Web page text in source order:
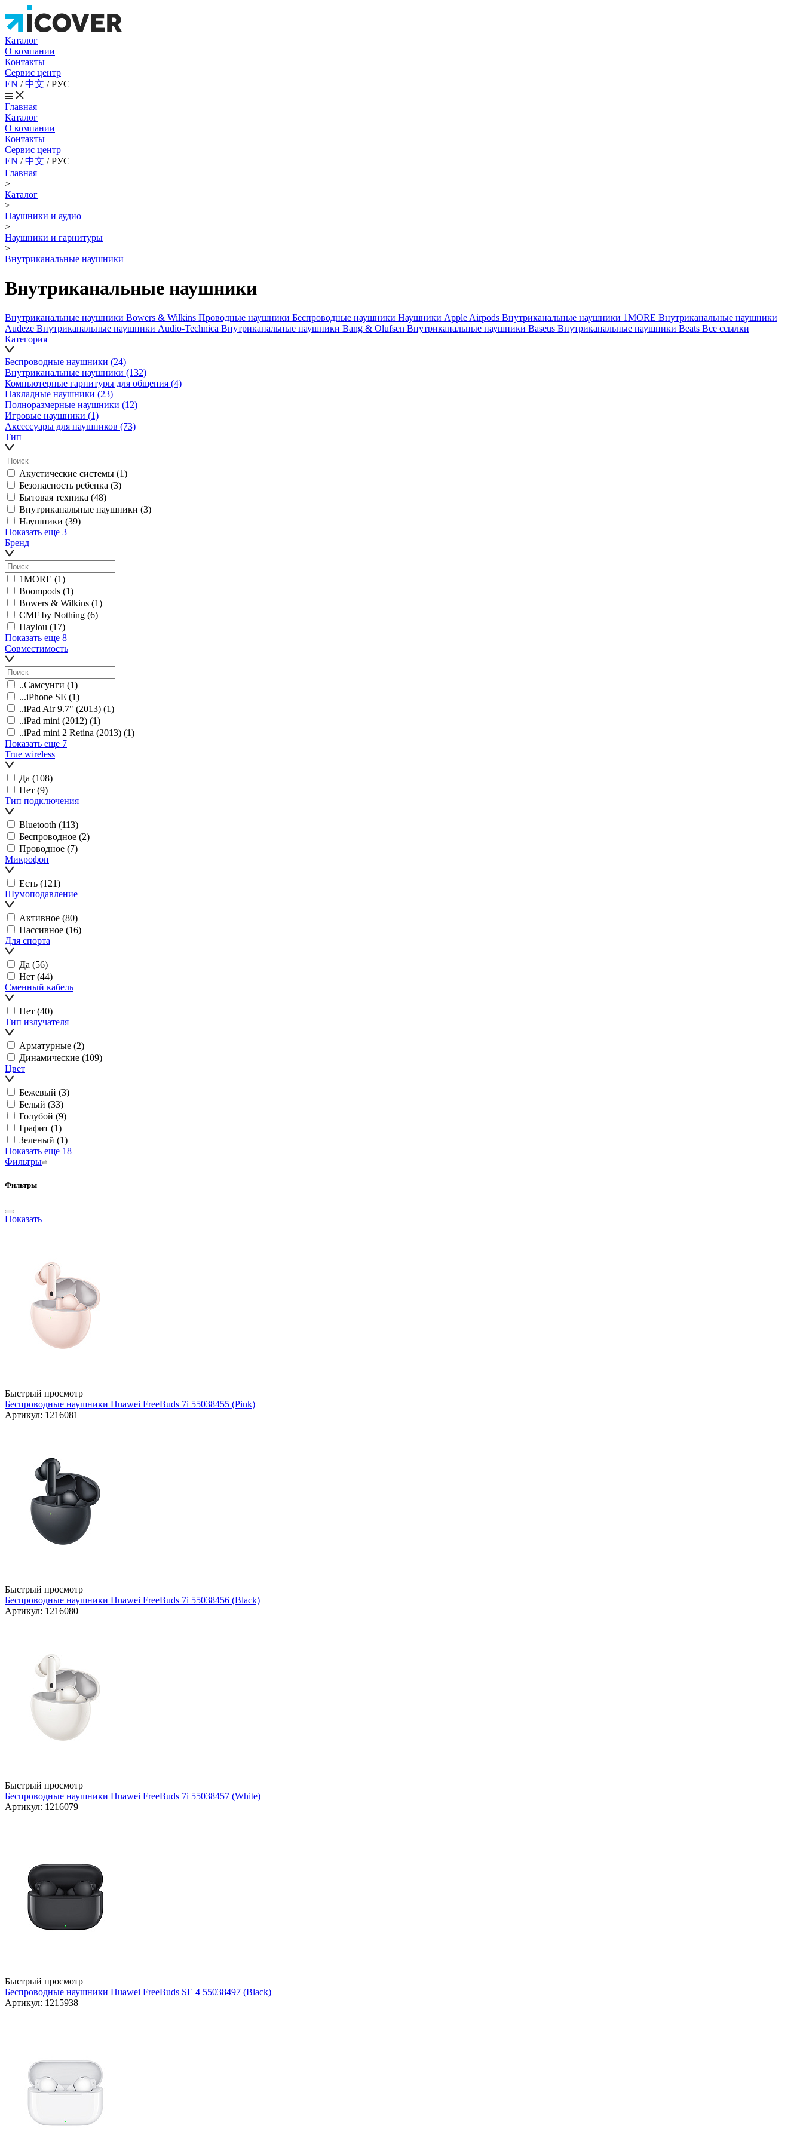
Каталог
О компании
Контакты
Сервис центр
EN /中文 /РУС
Главная
Каталог
О компании
Контакты
Сервис центр
EN /中文 /РУС
Главная
>
Каталог
>
Наушники и аудио
>
Наушники и гарнитуры
>
Внутриканальные наушники
Внутриканальные наушники
Внутриканальные наушники Bowers & Wilkins Проводные наушники Беспроводные наушники Наушники Apple Airpods Внутриканальные наушники 1MORE Внутриканальные наушники
Audeze Внутриканальные наушники Audio-Technica Внутриканальные наушники Bang & Olufsen Внутриканальные наушники Baseus Внутриканальные наушники Beats Все ссылки
Категория
Беспроводные наушники (24)
Внутриканальные наушники (132)
Компьютерные гарнитуры для общения (4)
Накладные наушники (23)
Полноразмерные наушники (12)
Игровые наушники (1)
Аксессуары для наушников (73)
Тип
Акустические системы (1)
Безопасность ребенка (3)
Бытовая техника (48)
Внутриканальные наушники (3)
Наушники (39)
Показать еще 3
Бренд
1MORE (1)
Boompods (1)
Bowers & Wilkins (1)
CMF by Nothing (6)
Haylou (17)
Показать еще 8
Совместимость
..Самсунги (1)
...iPhone SE (1)
..iPad Air 9.7" (2013) (1)
..iPad mini (2012) (1)
..iPad mini 2 Retina (2013) (1)
Показать еще 7
True wireless
Да (108)
Нет (9)
Тип подключения
Bluetooth (113)
Беспроводное (2)
Проводное (7)
Микрофон
Есть (121)
Шумоподавление
Активное (80)
Пассивное (16)
Для спорта
Да (56)
Нет (44)
Сменный кабель
Нет (40)
Тип излучателя
Арматурные (2)
Динамические (109)
Цвет
Бежевый (3)
Белый (33)
Голубой (9)
Графит (1)
Зеленый (1)
Показать еще 18
Фильтры
Фильтры
Показать
Быстрый просмотр
Беспроводные наушники Huawei FreeBuds 7i 55038455 (Pink)
Артикул: 1216081
Быстрый просмотр
Беспроводные наушники Huawei FreeBuds 7i 55038456 (Black)
Артикул: 1216080
Быстрый просмотр
Беспроводные наушники Huawei FreeBuds 7i 55038457 (White)
Артикул: 1216079
Быстрый просмотр
Беспроводные наушники Huawei FreeBuds SE 4 55038497 (Black)
Артикул: 1215938